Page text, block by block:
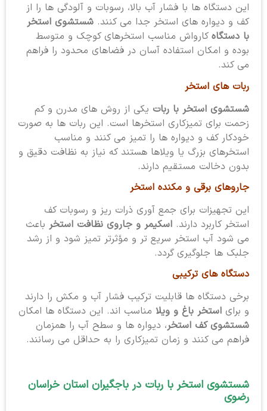
این دستگاه ها با فشار آب بالا، رسوبات و آلودگی ها را از
کف و دیواره های استخر جدا می کنند. شستشوی استخر
با دستگاهکارواش مناسب استخرهای کوچک و متوسط
بوده و امکان استفاده آسان در فضاهای محدود را فراهم
می کند.
ربات های استخر
شستشوی استخر با رباتیکی از روش های مدرن و کم
زحمت برای تمیزکاری استخرها است. این ربات ها به صورت
خودکار کف و دیواره ها را تمیز می کنند و مناسب
استخرهای بزرگ یا ویلاها هستند که نیاز به نظافت دقیق و
بدون دخالت مستقیم دارند.
جاروهای برقی و مکنده استخر
این تجهیزات برای جمع آوری ذرات ریز و رسوبات کف
استخر کاربرد دارند. اسکیمر و جاروی نظافت استخرباعث
می شود آب استخر سریع تر و مؤثرتر تمیز شود و از رشد
جلبک ها جلوگیری گردد.
دستگاه های ترکیبی
برخی دستگاه ها قابلیت ترکیب فشار آب و مکش را دارند
و برای استخر باغ و ویلامناسب اند. این دستگاه ها امکان
شستشوی کف استخر، دیواره ها و سطح آب را همزمان
فراهم می کنند و زمان تمیزکاری را به حداقل می رسانند.
شستشوی استخر با ربات در باجگیران استان خراسان
رضوی